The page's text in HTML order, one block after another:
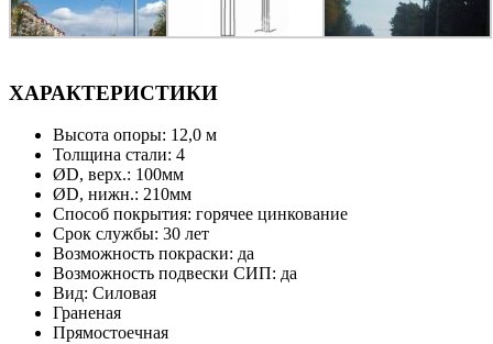
ХАРАКТЕРИСТИКИ
Высота опоры: 12,0 м
Толщина стали: 4
ØD, верх.: 100мм
ØD, нижн.: 210мм
Способ покрытия: горячее цинкование
Срок службы: 30 лет
Возможность покраски: да
Возможность подвески СИП: да
Вид: Силовая
Граненая
Прямостоечная